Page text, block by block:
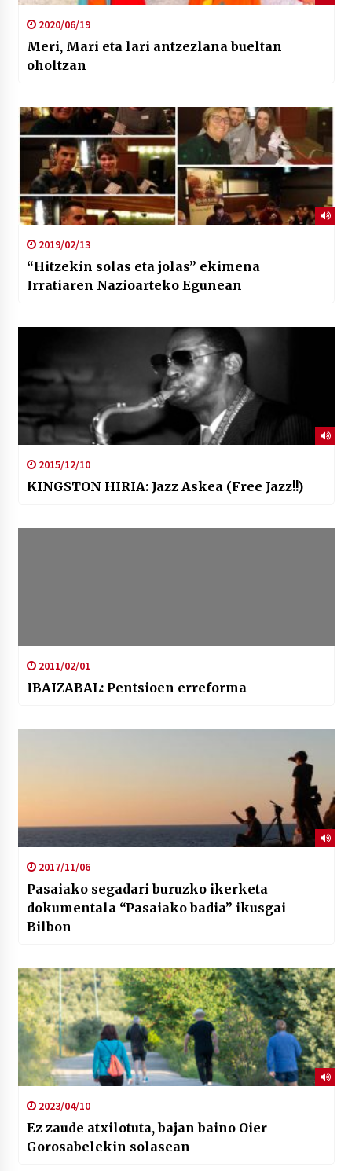
2020/06/19
Meri, Mari eta lari antzezlana bueltan
oholtzan
2019/02/13
“Hitzekin solas eta jolas” ekimena
Irratiaren Nazioarteko Egunean
2015/12/10
KINGSTON HIRIA: Jazz Askea (Free Jazz!!)
2011/02/01
IBAIZABAL: Pentsioen erreforma
2017/11/06
Pasaiako segadari buruzko ikerketa
dokumentala “Pasaiako badia” ikusgai
Bilbon
2023/04/10
Ez zaude atxilotuta, bajan baino Oier
Gorosabelekin solasean